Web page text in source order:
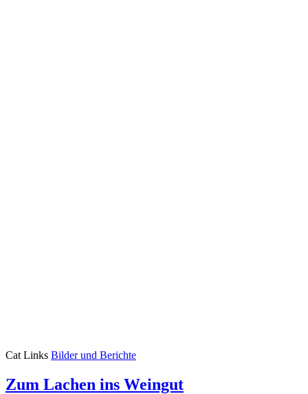
Cat Links Bilder und Berichte
Zum Lachen ins Weingut